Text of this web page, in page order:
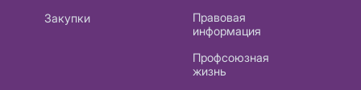
Закупки
Правовая
информация
Профсоюзная
жизнь